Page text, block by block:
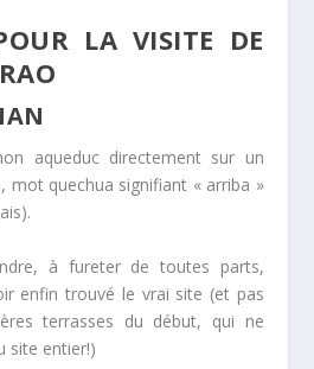
LA VISITE DE
aqueduc directement sur un
mot quechua signifiant « arriba »
à fureter de toutes parts,
enfin trouvé le vrai site (et pas
terrasses du début, qui ne
site entier!)